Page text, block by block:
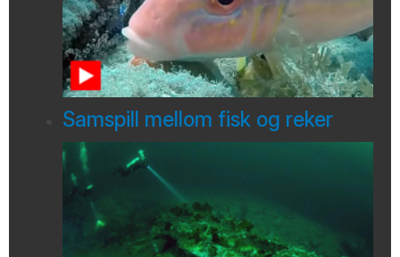
Samspill mellom fisk og reker